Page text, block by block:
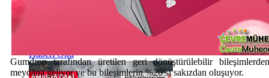
Haberi Oku
Gumdrop tarafından üretilen geri dönüştürülebilir
meydana geliyor ve bu bileşimlerin %20’si sakızdan oluşuyor.